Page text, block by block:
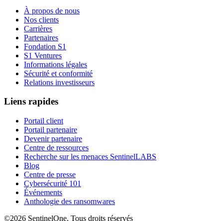
À propos de nous
Nos clients
Carrières
Partenaires
Fondation S1
S1 Ventures
Informations légales
Sécurité et conformité
Relations investisseurs
Liens rapides
Portail client
Portail partenaire
Devenir partenaire
Centre de ressources
Recherche sur les menaces SentinelLABS
Blog
Centre de presse
Cybersécurité 101
Événements
Anthologie des ransomwares
©2026 SentinelOne, Tous droits réservés